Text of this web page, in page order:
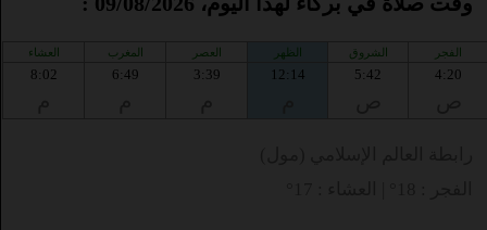
الفجر الشروق الظهر العصر المغرب العشاء
4:20
5:42
12:14
3:39
6:49
8:02